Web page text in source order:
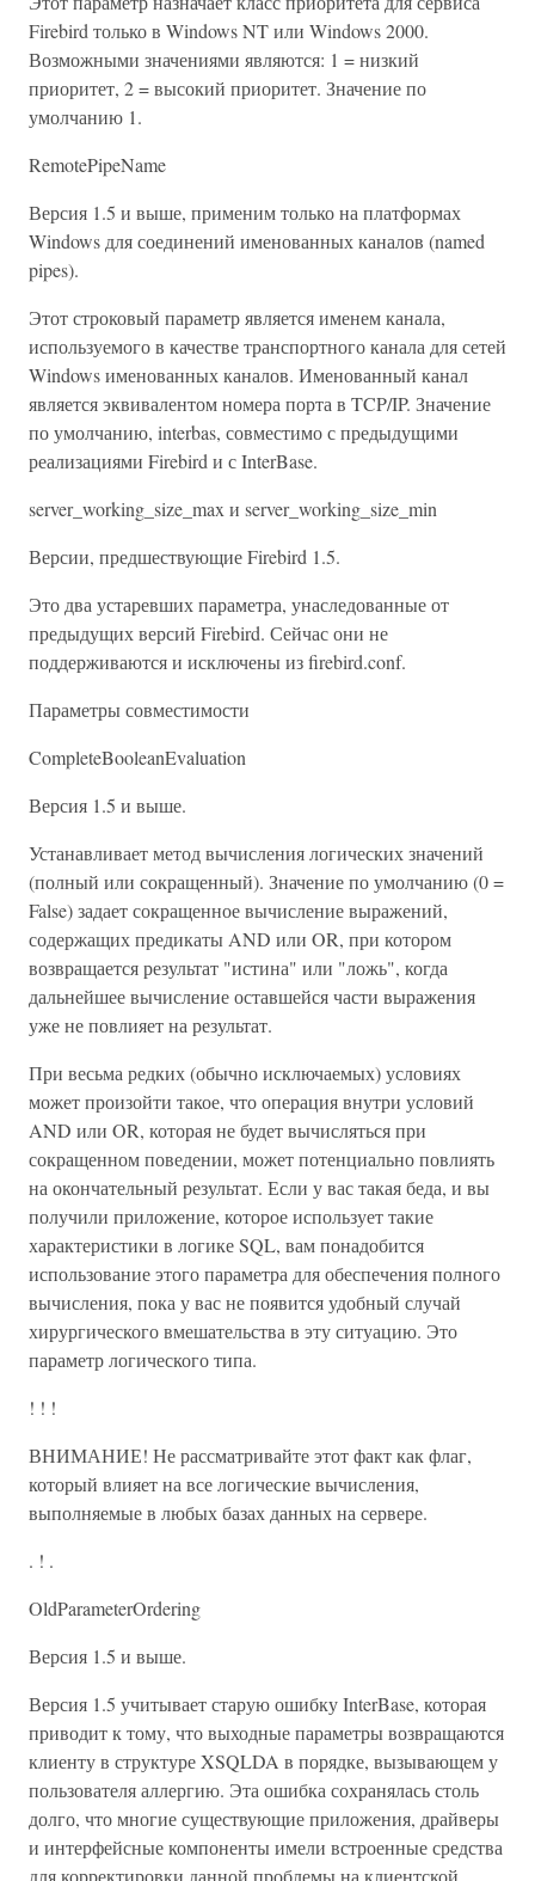
Firebird только в Windows NT или Windows 2000.
Возможными значениями являются: 1 = низкий
приоритет, 2 = высокий приоритет. Значение по
умолчанию 1.
RemotePipeName
Версия 1.5 и выше, применим только на платформах
Windows для соединений именованных каналов (named
pipes).
Этот строковый параметр является именем канала,
используемого в качестве транспортного канала для сетей
Windows именованных каналов. Именованный канал
является эквивалентом номера порта в TCP/IP. Значение
по умолчанию, interbas, совместимо с предыдущими
реализациями Firebird и с InterBase.
server_working_size_max и server_working_size_min
Версии, предшествующие Firebird 1.5.
Это два устаревших параметра, унаследованные от
предыдущих версий Firebird. Сейчас они не
поддерживаются и исключены из firebird.conf.
Параметры совместимости
CompleteBooleanEvaluation
Версия 1.5 и выше.
Устанавливает метод вычисления логических значений
(полный или сокращенный). Значение по умолчанию (0 =
False) задает сокращенное вычисление выражений,
содержащих предикаты AND или OR, при котором
возвращается результат "истина" или "ложь", когда
дальнейшее вычисление оставшейся части выражения
уже не повлияет на результат.
При весьма редких (обычно исключаемых) условиях
может произойти такое, что операция внутри условий
AND или OR, которая не будет вычисляться при
сокращенном поведении, может потенциально повлиять
на окончательный результат. Если у вас такая беда, и вы
получили приложение, которое использует такие
характеристики в логике SQL, вам понадобится
использование этого параметра для обеспечения полного
вычисления, пока у вас не появится удобный случай
хирургического вмешательства в эту ситуацию. Это
параметр логического типа.
! ! !
ВНИМАНИЕ! Не рассматривайте этот факт как флаг,
который влияет на все логические вычисления,
выполняемые в любых базах данных на сервере.
. ! .
OldParameterOrdering
Версия 1.5 и выше.
Версия 1.5 учитывает старую ошибку InterBase, которая
приводит к тому, что выходные параметры возвращаются
клиенту в структуре XSQLDA в порядке, вызывающем у
пользователя аллергию. Эта ошибка сохранялась столь
долго, что многие существующие приложения, драйверы
и интерфейсные компоненты имели встроенные средства
для корректировки данной проблемы на клиентской